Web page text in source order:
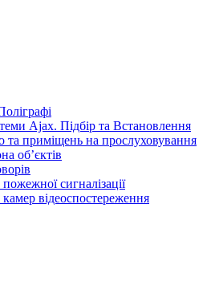
Ajax. Підбір та Встановлення
та приміщень на прослуховування
об’єктів
сигналізації
відеоспостереження